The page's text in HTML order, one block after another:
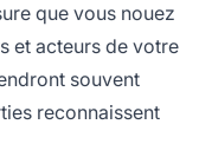
que vous nouez
et acteurs de votre
souvent
reconnaissent